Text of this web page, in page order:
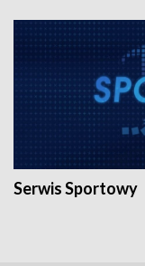
Serwis Sportowy